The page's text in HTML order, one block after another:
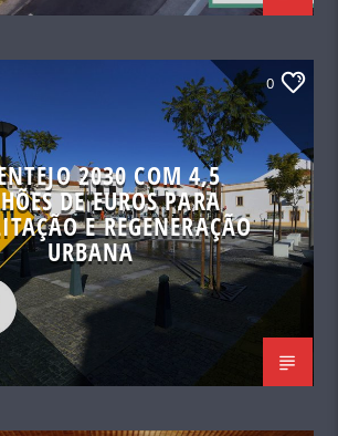
0
2030 COM 4,5
DE EUROS PARA
E REGENERAÇÃO
URBANA